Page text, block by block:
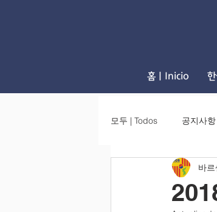
홈 | Inicio
모두 | Todos 공지사
바